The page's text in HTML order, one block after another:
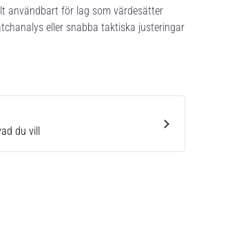
användbart för lag som värdesätter
eller snabba taktiska justeringar
du vill